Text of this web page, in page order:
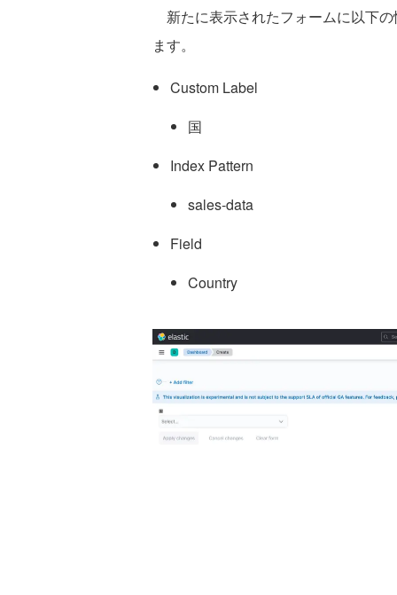
新たに表示されたフォームに以下
ます。
Custom Label
国
Index Pattern
sales-data
Field
Country